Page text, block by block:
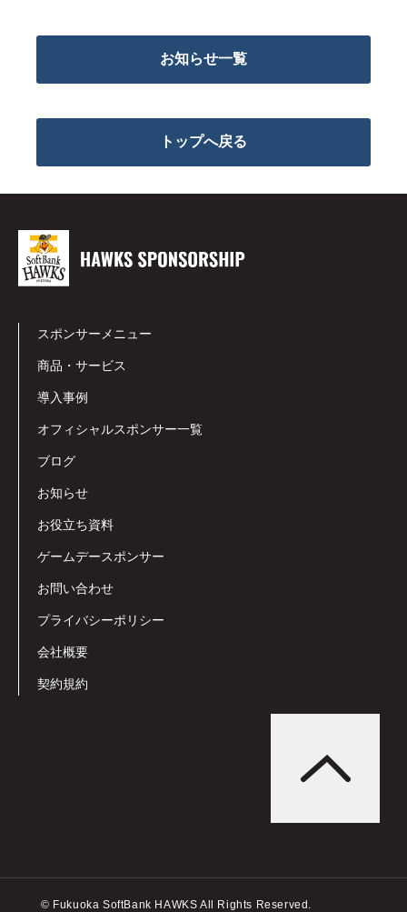
お知らせ一覧
トップへ戻る
スポンサーメニュー
商品・サービス
導入事例
オフィシャルスポンサー一覧
ブログ
お知らせ
お役立ち資料
ゲームデースポンサー
お問い合わせ
プライバシーポリシー
会社概要
契約規約
© Fukuoka SoftBank HAWKS All Rights Reserved.